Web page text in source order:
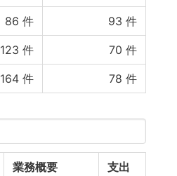
86 件 93 件
123 件 70 件
164 件 78 件
業務概要
支出